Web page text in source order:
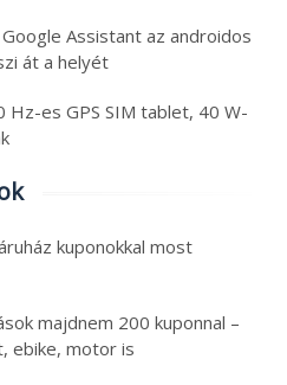
Assistant az androidos
át a helyét
Hz-es GPS SIM tablet, 40 W-
kuponokkal most
majdnem 200 kuponnal –
ebike, motor is